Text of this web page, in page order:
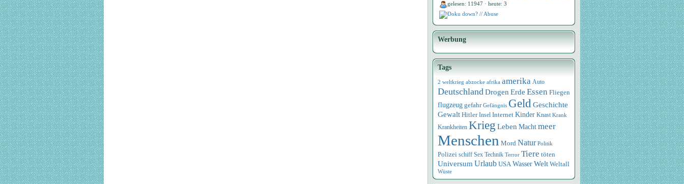
gelesen: 11947 · heute: 3
Doku down? // Abuse
Werbung
Tags
2 weltkrieg abzocke afrika amerika Auto
DeutschlandDrogen Erde Essen Fliegen
flugzeug gefahr Gefängnis GeldGeschichte
Gewalt Hitler Insel Internet Kinder Knast Krank
Krankheiten Krieg Leben Macht meer
Menschen Mord Natur Politik
Polizei schiff Sex Technik Terror Tiere töten
Universum Urlaub USA WasserWelt Weltall
Wüste